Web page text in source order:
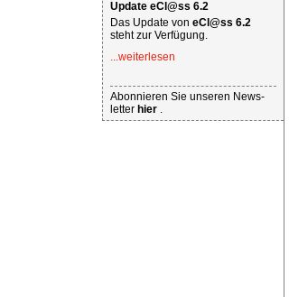
Update eCl@ss 6.2
Das Update von eCl@ss 6.2
steht zur Verfügung.
...weiterlesen
Abonnieren Sie unseren News-
letter hier .